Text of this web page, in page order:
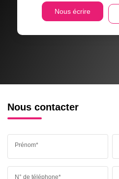
Nous écrire
Nous contacter
Prénom*
N° de téléphone*